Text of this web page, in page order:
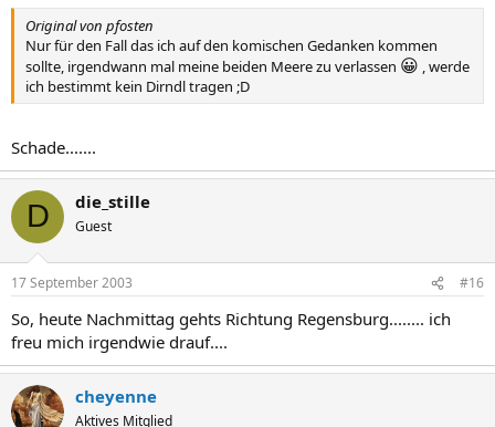
Original von pfosten
Nur für den Fall das ich auf den komischen Gedanken kommen
sollte, irgendwann mal meine beiden Meere zu verlassen 😀 , werde
ich bestimmt kein Dirndl tragen ;D
Schade.......
D die_stille
Guest
17 September 2003 #16
So, heute Nachmittag gehts Richtung Regensburg........ ich
freu mich irgendwie drauf....
cheyenne
Aktives Mitglied